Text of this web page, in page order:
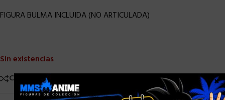
FIGURA BULMA INCLUIDA (NO ARTICULADA)
Sin existencias
Comparar
Añadir a la lista de deseos ×